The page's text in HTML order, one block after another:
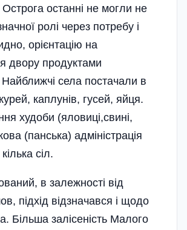
Острога останні не могли не
ролі через потребу і
орієнтацію на
двору продуктами
села постачали в
каплунів, гусей, яйця.
худоби (яловиці,свині,
(панська) адміністрація
сіл.
в залежності від
підхід відзначався і щодо
Більша залісеність Малого